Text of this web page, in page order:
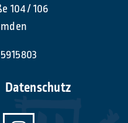
104 / 106
Datenschutz